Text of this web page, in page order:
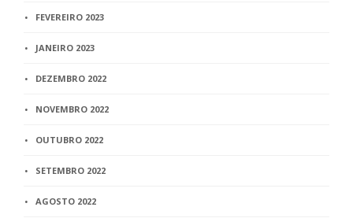
FEVEREIRO 2023
JANEIRO 2023
DEZEMBRO 2022
NOVEMBRO 2022
OUTUBRO 2022
SETEMBRO 2022
AGOSTO 2022